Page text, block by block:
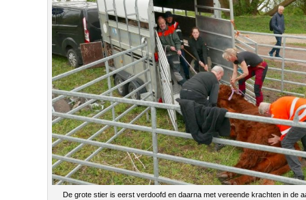
De grote stier is eerst verdoofd en daarna met vereende krachten in de